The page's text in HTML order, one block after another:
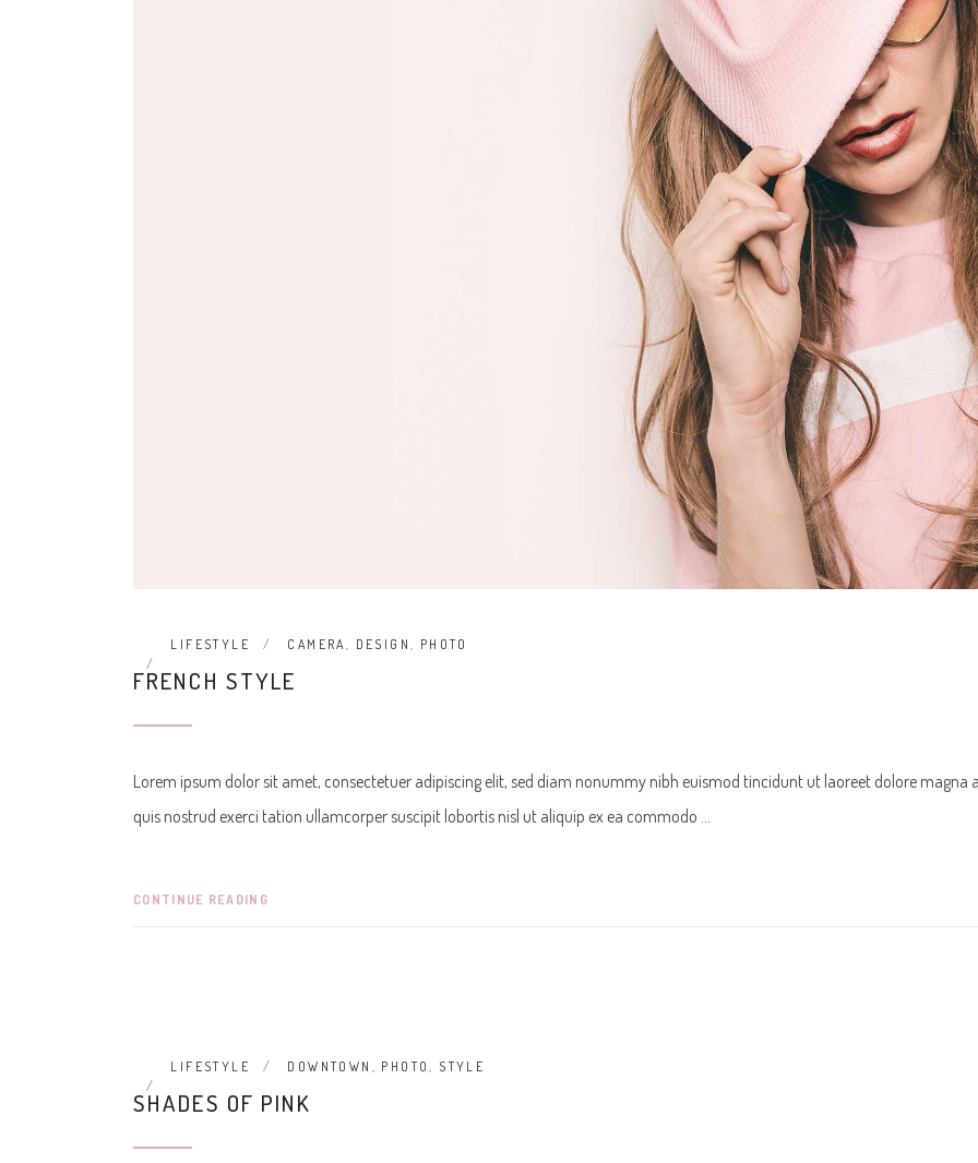
LIFESTYLE CAMERA, DESIGN, PHOTO
FRENCH STYLE
Lorem ipsum dolor sit amet, consectetuer adipiscing elit, sed diam nonummy nibh euismod tincidunt ut laoreet dolore
quis nostrud exerci tation ullamcorper suscipit lobortis nisl ut aliquip ex ea commodo
CONTINUE READING
LIFESTYLE DOWNTOWN , PHOTO, STYLE
SHADES OF PINK